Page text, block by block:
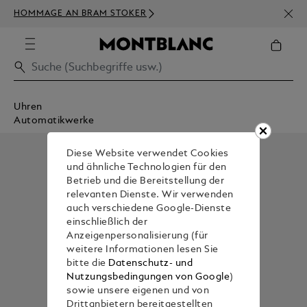
HOMMAGE AN BRAM STOKER
Uhren
Automatikwerke
Diese Website verwendet Cookies
und ähnliche Technologien für den
Betrieb und die Bereitstellung der
relevanten Dienste. Wir verwenden
auch verschiedene Google-Dienste
einschließlich der
Anzeigenpersonalisierung (für
weitere Informationen lesen Sie
bitte die Datenschutz- und
Nutzungsbedingungen von Google)
sowie unsere eigenen und von
Drittanbietern bereitgestellten